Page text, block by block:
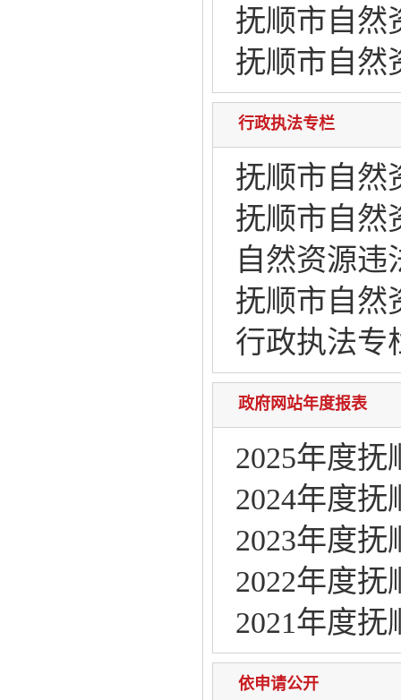
抚顺市自然
抚顺市自然
行政执法专栏
抚顺市自然
抚顺市自然
自然资源违
抚顺市自然
行政执法专
政府网站年度报表
2025年度
2024年度
2023年度
2022年度
2021年度
依申请公开